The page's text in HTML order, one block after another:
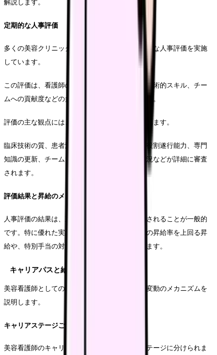
解説します。
定期的な人事評価
多くの美容クリニックでは、年に1〜2回の定期的な人事評価を実施
しています。
この評価は、看護師の専門性、患者対応能力、技術的スキル、チー
ムへの貢献度などの多角的な観点から行われます。
評価の主な観点には、以下のような項目が含まれます。
臨床技術の質、患者満足度、クリニック内での役割遂行能力、専門
知識の更新、チームワーク、追加資格の取得状況などが詳細に審査
されます。
評価結果と昇給のメカニズム
人事評価の結果は、直接的に昇給や賞与に反映されることが一般的
です。特に優れた実績を残した看護師は、通常の昇給率を上回る昇
給や、特別手当の対象となる可能性が高くなります。
キャリアパスと給与モデル
美容看護師としてのキャリアアップに伴う給与変動のメカニズムを
説明します。
キャリアステージごとの給与変動
美容看護師のキャリアは、通常以下のようなステージに分けられま